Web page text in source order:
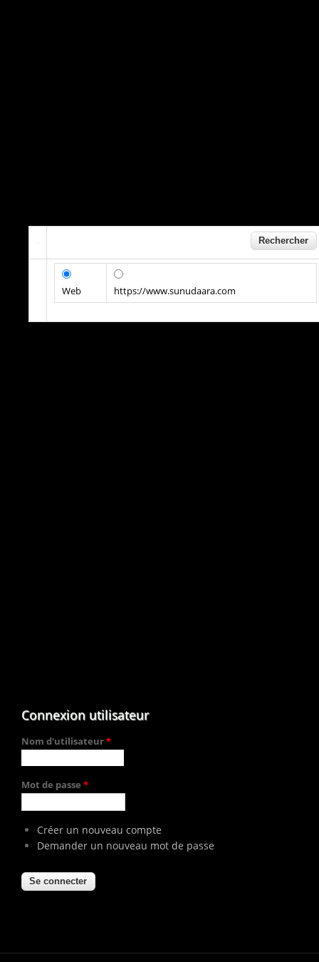
Web https://www.sunudaara.com
Connexion utilisateur
Nom d'utilisateur*
Mot de passe *
Créer un nouveau compte
Demander un nouveau mot de passe